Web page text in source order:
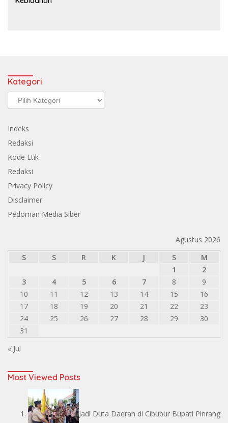
Kategori
Kategori
Indeks
Redaksi
Kode Etik
Redaksi
Privacy Policy
Disclaimer
Pedoman Media Siber
Agustus 2026
S
S R K J S
M
1
2
3
4 5 6 7 8
9
10
11 12 13 14 15
16
17
18 19 20 21 22
23
24
25 26 27 28 29
30
31
« Jul
Most Viewed Posts
Jadi Duta Daerah di Cibubur Bupati Pinrang